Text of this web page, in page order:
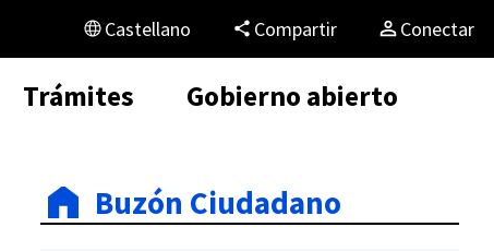
Castellano Compartir Conectar
Trámites Gobierno abierto
Buzón Ciudadano